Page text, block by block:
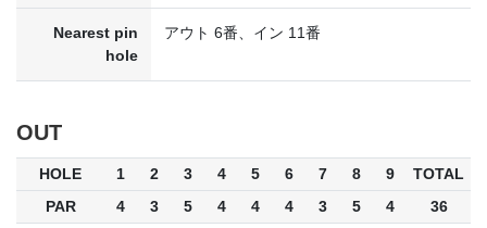
Nearest pin
hole
アウト 6番、イン 11番
OUT
HOLE 1 2 3 4 5 6 7 8 9
TOTAL
PAR
4 3 5 4 4 4 3 5 4 36